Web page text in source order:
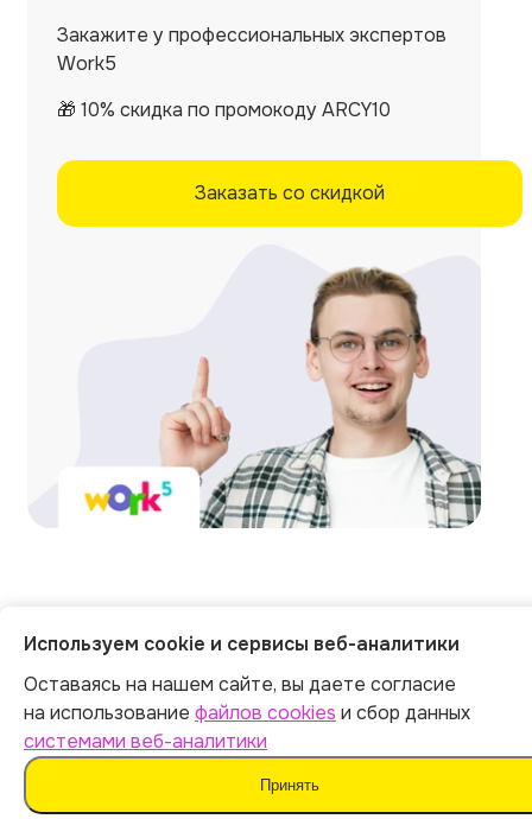
Закажите у профессиональных экспертов
Work5
🎁 10% скидка по промокоду ARCY10
Заказать со скидкой
площадках
Общий рейтинг
Используем cookie и сервисы веб-аналитики
Оставаясь на нашем сайте, вы даете согласие
на использование файлов cookies и сбор данных
системами веб-аналитики
Принять